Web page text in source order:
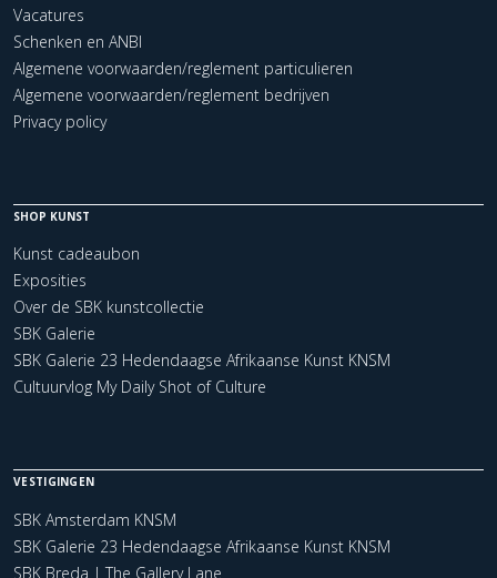
Vacatures
Schenken en ANBI
Algemene voorwaarden/reglement particulieren
Algemene voorwaarden/reglement bedrijven
Privacy policy
SHOP KUNST
Kunst cadeaubon
Exposities
Over de SBK kunstcollectie
SBK Galerie
SBK Galerie 23 Hedendaagse Afrikaanse Kunst KNSM
Cultuurvlog My Daily Shot of Culture
VESTIGINGEN
SBK Amsterdam KNSM
SBK Galerie 23 Hedendaagse Afrikaanse Kunst KNSM
SBK Breda | The Gallery Lane